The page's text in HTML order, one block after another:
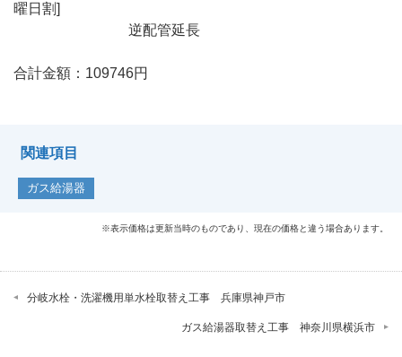
曜日割]
逆配管延長
合計金額：109746円
関連項目
ガス給湯器
※表示価格は更新当時のものであり、現在の価格と違う場合あります。
分岐水栓・洗濯機用単水栓取替え工事 兵庫県神戸市
ガス給湯器取替え工事 神奈川県横浜市